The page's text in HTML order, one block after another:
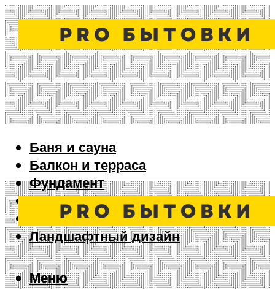
Баня и сауна
Балкон и терраса
Фундамент
Ворота и забор
Дизайн интерьера
Ландшафтный дизайн
Меню
Меню